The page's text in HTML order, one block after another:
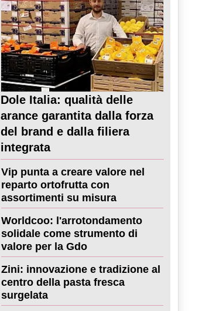
Dole Italia: qualità delle
arance garantita dalla forza
del brand e dalla filiera
integrata
Vip punta a creare valore nel
reparto ortofrutta con
assortimenti su misura
Worldcoo: l'arrotondamento
solidale come strumento di
valore per la Gdo
Zini: innovazione e tradizione al
centro della pasta fresca
surgelata